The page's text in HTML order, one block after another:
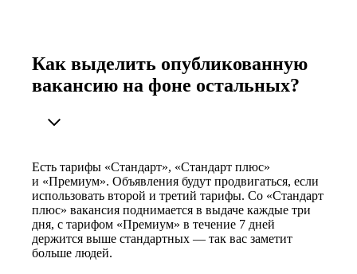
Как выделить опубликованную
вакансию на фоне остальных?
Есть тарифы «Стандарт», «Стандарт плюс»
и «Премиум». Объявления будут продвигаться, если
использовать второй и третий тарифы. Со «Стандарт
плюс» вакансия поднимается в выдаче каждые три
дня, с тарифом «Премиум» в течение 7 дней
держится выше стандартных — так вас заметит
больше людей.